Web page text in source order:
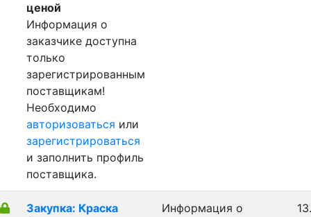
ценой
Информация о
заказчике доступна
только
зарегистрированным
поставщикам!
Необходимо
авторизоваться или
зарегистрироваться
и заполнить профиль
поставщика.
Закупка: Краска
Информация о